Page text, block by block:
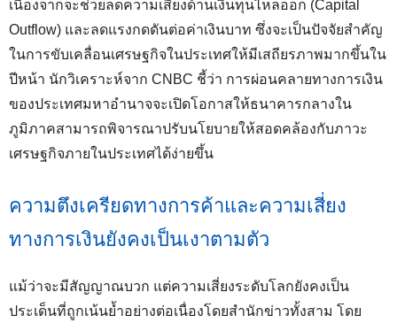
เนื่องจากจะช่วยลดความเสี่ยงด้านเงินทุนไหลออก (Capital
Outflow) และลดแรงกดดันต่อค่าเงินบาท ซึ่งจะเป็นปัจจัยสำคัญ
ในการขับเคลื่อนเศรษฐกิจในประเทศให้มีเสถียรภาพมากขึ้นใน
ปีหน้า นักวิเคราะห์จาก CNBC ชี้ว่า การผ่อนคลายทางการเงิน
ของประเทศมหาอำนาจจะเปิดโอกาสให้ธนาคารกลางใน
ภูมิภาคสามารถพิจารณาปรับนโยบายให้สอดคล้องกับภาวะ
เศรษฐกิจภายในประเทศได้ง่ายขึ้น
ความตึงเครียดทางการค้าและความเสี่ยง
ทางการเงินยังคงเป็นเงาตามตัว
แม้ว่าจะมีสัญญาณบวก แต่ความเสี่ยงระดับโลกยังคงเป็น
ประเด็นที่ถูกเน้นย้ำอย่างต่อเนื่องโดยสำนักข่าวทั้งสาม โดย